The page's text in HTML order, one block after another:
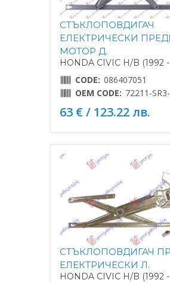
СТЪКЛОПОВДИГАЧ
ЕЛЕКТРИЧЕСКИ
МОТОР Д.
HONDA CIVIC H/B (1992 -
CODE: 086407051
OEM CODE: 72211-
63 € / 123.22 лв.
СТЪКЛОПОВДИГАЧ
ЕЛЕКТРИЧЕСКИ Л.
HONDA CIVIC H/B (1992 -